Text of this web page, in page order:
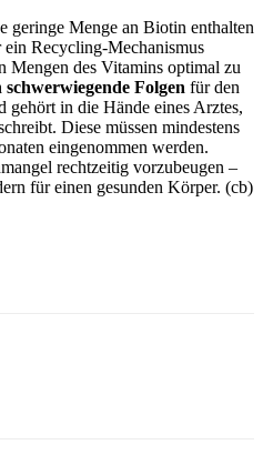
geringe Menge an Biotin enthalten
Recycling-Mechanismus
Mengen des Vitamins optimal zu
Folgen für den
gehört in die Hände eines Arztes,
Diese müssen mindestens
eingenommen werden.
rechtzeitig vorzubeugen –
für einen gesunden Körper. (cb)